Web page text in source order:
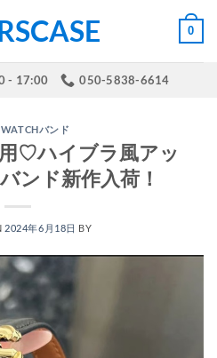
0
- 17:00 050-5838-6614
バンド
♡ハイブラ風アッ
ンド新作入荷！
2024年6月18日 BY